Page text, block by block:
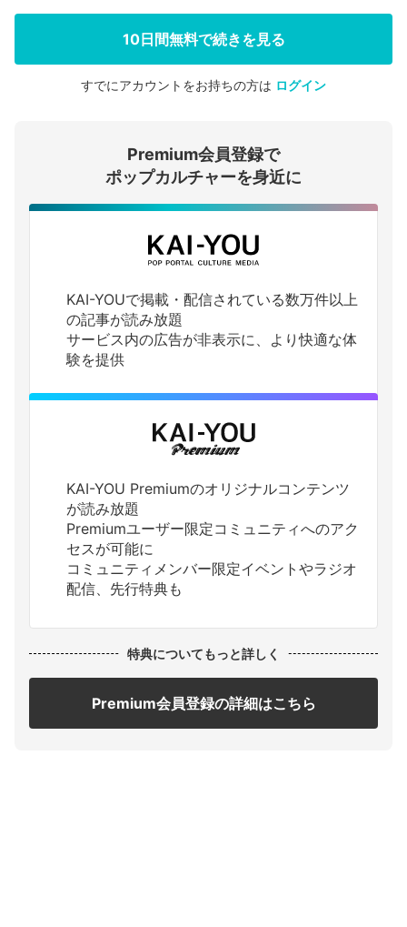
会員登録する
ログインする
10日間無料で続きを見る
すでにアカウントをお持ちの方は ログイン
Premium会員登録で
ポップカルチャーを身近に
KAI-YOUで掲載・配信されている数万件以上
の記事が読み放題
サービス内の広告が非表示に、より快適な体
験を提供
KAI-YOU Premiumのオリジナルコンテンツ
が読み放題
Premiumユーザー限定コミュニティへのアク
セスが可能に
コミュニティメンバー限定イベントやラジオ
配信、先行特典も
特典についてもっと詳しく
Premium会員登録の詳細はこちら